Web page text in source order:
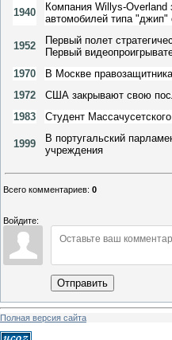
1940
Компания Willys-
автомобилей типа "джип"
1952
Первый полет
Первый
1970
В Москве
1972
США закрывают свою
1983
Студент
1999
В португальский
учреждения
Всего комментариев: 0
Войдите:
Отправить
Полная версия сайта